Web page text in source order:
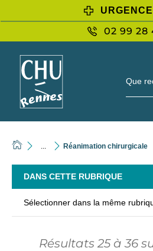
02 99 28
Que
Réanimation chirurgicale
DANS CETTE RUBRIQUE
Sélectionner dans la même
Résultats25 à36